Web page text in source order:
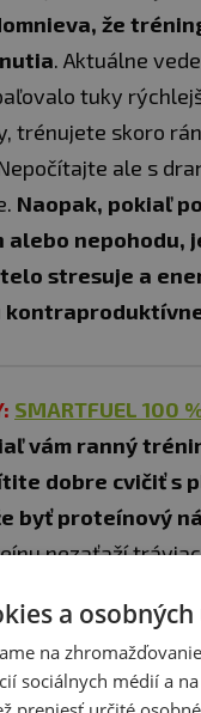
že
. Aktuálne
tuky
trénujete skoro
ale s
Naopak, pokiaľ
alebo
stresuje a
SMARTFUEL 100
vám ranný
dobre cvičiť s
byť proteínový
nezaťaží
rannú únavu a
a
na
sociálnych médií a